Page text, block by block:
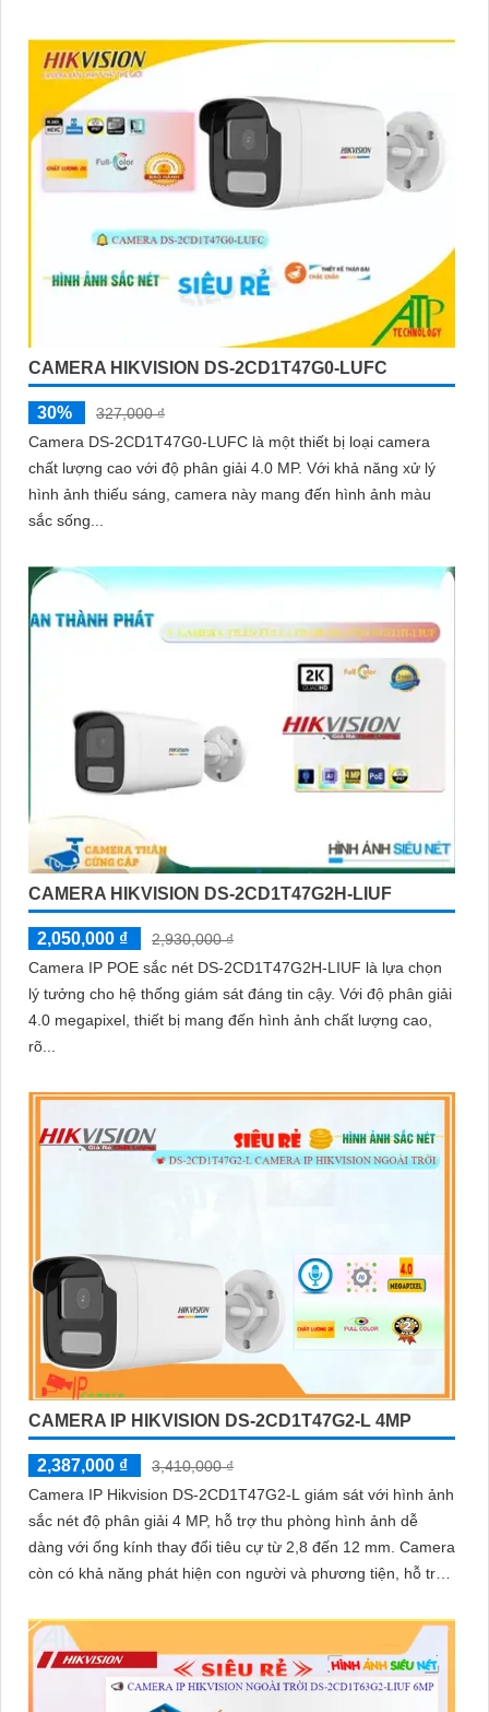
CAMERA HIKVISION DS-2CD1T47G0-LUFC
30%
327,000 ₫
Camera DS-2CD1T47G0-LUFC là một thiết bị loại camera
chất lượng cao với độ phân giải 4.0 MP. Với khả năng xử lý
hình ảnh thiếu sáng, camera này mang đến hình ảnh màu
sắc sống...
CAMERA HIKVISION DS-2CD1T47G2H-LIUF
2,050,000 ₫
2,930,000 ₫
Camera IP POE sắc nét DS-2CD1T47G2H-LIUF là lựa chọn
lý tưởng cho hệ thống giám sát đáng tin cậy. Với độ phân giải
4.0 megapixel, thiết bị mang đến hình ảnh chất lượng cao,
rõ...
CAMERA IP HIKVISION DS-2CD1T47G2-L 4MP
2,387,000 ₫
3,410,000 ₫
Camera IP Hikvision DS-2CD1T47G2-L giám sát với hình ảnh
sắc nét độ phân giải 4 MP, hỗ trợ thu phòng hình ảnh dễ
dàng với ống kính thay đổi tiêu cự từ 2,8 đến 12 mm. Camera
còn có khả năng phát hiện con người và phương tiện, hỗ trợ
sát an ninh hiệu quả